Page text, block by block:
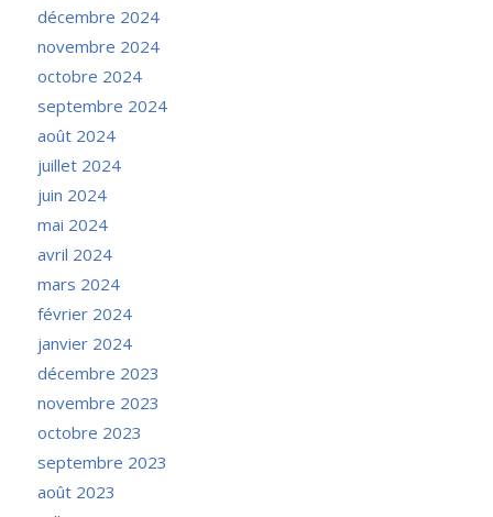
décembre 2024
novembre 2024
octobre 2024
septembre 2024
août 2024
juillet 2024
juin 2024
mai 2024
avril 2024
mars 2024
février 2024
janvier 2024
décembre 2023
novembre 2023
octobre 2023
septembre 2023
août 2023